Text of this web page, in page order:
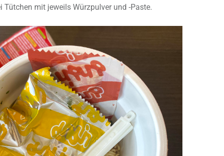
Tütchen mit jeweils Würzpulver und -Paste.